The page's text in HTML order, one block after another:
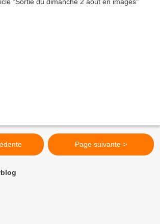
Page suivante >